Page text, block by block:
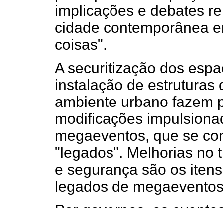
implicações e debates
cidade contemporânea
coisas".
A securitização dos
instalação de estruturas
ambiente urbano fazem
modificações
megaeventos, que se
"legados". Melhorias no
e segurança são os
legados de